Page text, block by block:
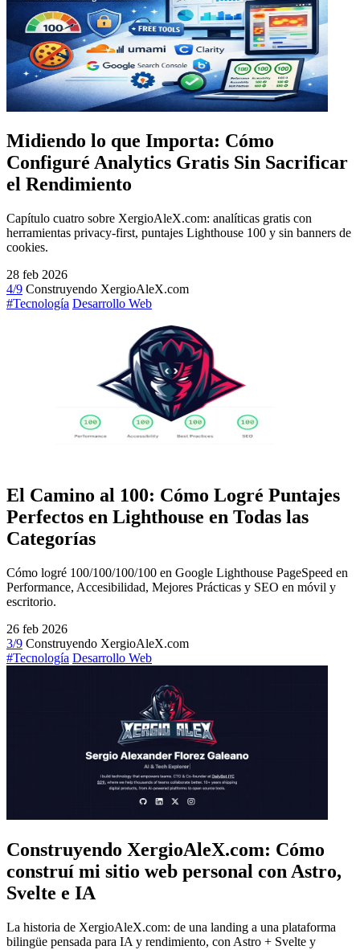
Midiendo lo que Importa: Cómo
Configuré Analytics Gratis Sin Sacrificar
el Rendimiento
Capítulo cuatro sobre XergioAleX.com: analíticas gratis con
herramientas privacy-first, puntajes Lighthouse 100 y sin banners de
cookies.
28 feb 2026
4/9 Construyendo XergioAleX.com
#Tecnología Desarrollo Web
El Camino al 100: Cómo Logré Puntajes
Perfectos en Lighthouse en Todas las
Categorías
Cómo logré 100/100/100/100 en Google Lighthouse PageSpeed en
Performance, Accesibilidad, Mejores Prácticas y SEO en móvil y
escritorio.
26 feb 2026
3/9 Construyendo XergioAleX.com
#Tecnología Desarrollo Web
Construyendo XergioAleX.com: Cómo
construí mi sitio web personal con Astro,
Svelte e IA
La historia de XergioAleX.com: de una landing a una plataforma
bilingüe pensada para IA y rendimiento, con Astro + Svelte y